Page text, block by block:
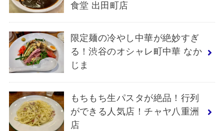
食堂 出田町店
限定麺の冷やし中華が絶妙すぎ
る！渋谷のオシャレ町中華 なか
じま
もちもち生パスタが絶品！行列
ができる人気店！チャヤ八重洲
店